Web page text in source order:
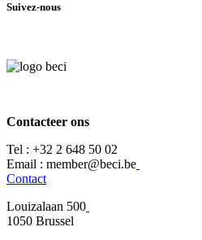
Suivez-nous
Contacteer ons
Tel : +32 2 648 50 02​
​​Email : member@beci.be
Contact
Louizalaan 500
​1050 Brussel